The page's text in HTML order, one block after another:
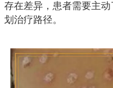
存在差异，患者需要主
划治疗路径。